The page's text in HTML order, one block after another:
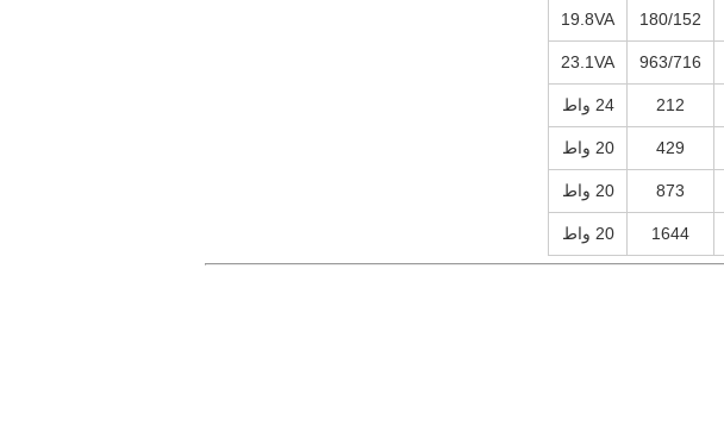
180/152
19.8VA
963/716
23.1VA
212 24 واط
429 20 واط
873 20 واط
1644 20 واط